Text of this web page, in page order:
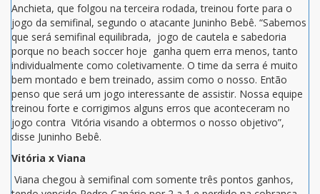
Anchieta, que folgou na terceira rodada, treinou forte para o
jogo da semifinal, segundo o atacante Juninho Bebê. “Sabemos
que será semifinal equilibrada, jogo de cautela e sabedoria
porque no beach soccer hoje ganha quem erra menos, tanto
individualmente como coletivamente. O time da serra é muito
bem montado e bem treinado, assim como o nosso. Então
penso que será um jogo interessante de assistir. Nossa equipe
treinou forte e corrigimos alguns erros que aconteceram no
jogo contra Vitória visando a obtermos o nosso objetivo”,
disse Juninho Bebê.
Vitória x Viana
Viana chegou à semifinal com somente três pontos ganhos,